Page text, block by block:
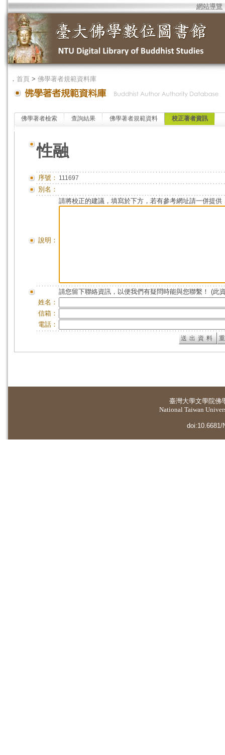
網站導覽
． 首頁 > 佛學著者規範資料庫
佛學著者檢索 查詢結果 佛學著者規範資料 校正著者資訊
性融
序號： 111697
別名：
說明：
請將校正的建議，填寫於下方，若有參考網址請一併提供
請您留下聯絡資訊，以便我們有疑問時能與您聯繫！ (此
姓名：
信箱：
電話：
臺灣大學文學院佛
National Taiwan
doi:10.6681/